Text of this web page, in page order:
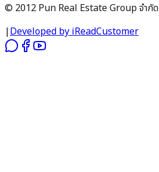
© 2012 Pun Real Estate Group จำกัด
|Developed by iReadCustomer